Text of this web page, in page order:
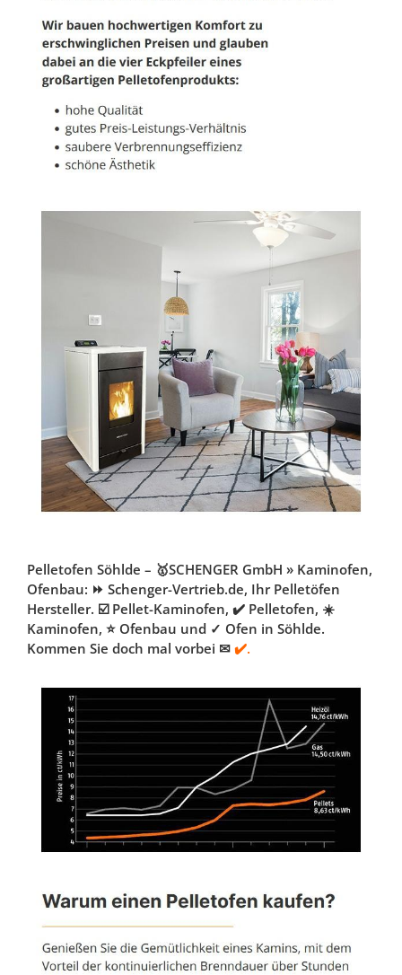
Pelletofen Söhlde – 🥇SCHENGER GmbH » Kaminofen,
Ofenbau: ⏩ Schenger-Vertrieb.de, Ihr Pelletöfen
Hersteller. ☑️ Pellet-Kaminofen, ✔️ Pelletofen, ☀️
Kaminofen, ⭐ Ofenbau und ✓ Ofen in Söhlde.
Kommen Sie doch mal vorbei ✉ ✔️.